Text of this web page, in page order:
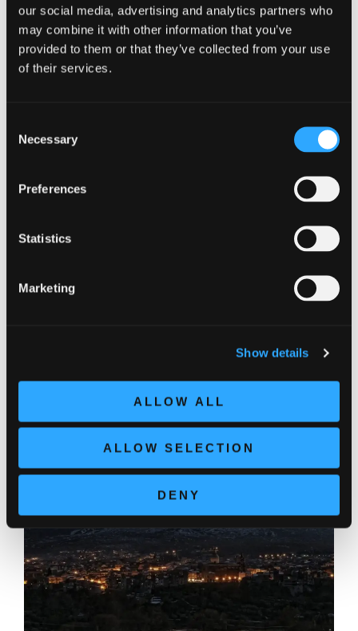
our social media, advertising and analytics partners who
may combine it with other information that you’ve
provided to them or that they’ve collected from your use
of their services.
Selection
Necessary
Preferences
Statistics
Marketing
Show details
ALLOW ALL
ALLOW SELECTION
DENY